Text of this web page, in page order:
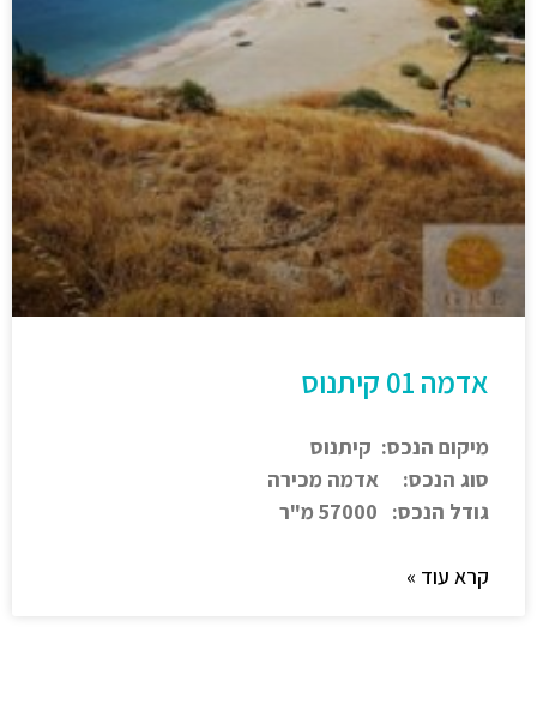
אדמה 01 קיתנוס
מיקום הנכס: קיתנוס
סוג הנכס: אדמה מכירה
גודל הנכס: 57000 מ"ר
קרא עוד »